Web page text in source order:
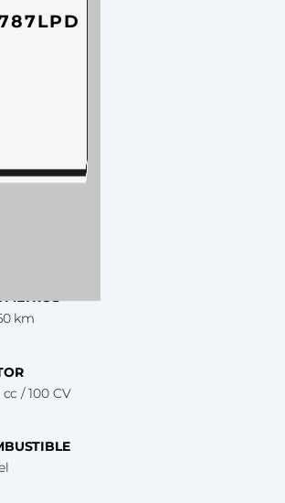
km
cc / 100 CV